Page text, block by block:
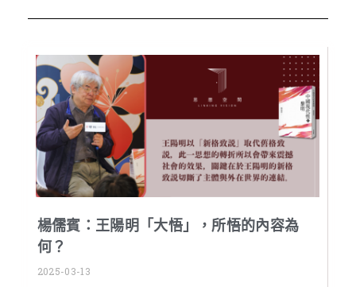
楊儒賓：王陽明「大悟」，所悟的內容為
何？
2025-03-13